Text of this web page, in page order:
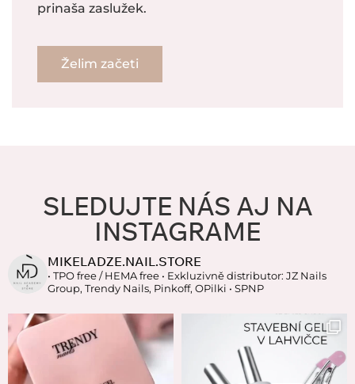
prinaša zaslužek.
Želim začeti
SLEDUJTE NÁS AJ NA
INSTAGRAME
MIKELADZE.NAIL.STORE
• TPO free / HEMA free • Exkluzivně distributor: JZ Nails
Group, Trendy Nails, Pinkoff, OPilki • SPNP